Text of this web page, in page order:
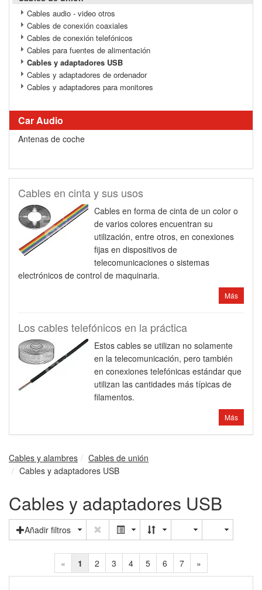
Cables audio - video otros
Cables de conexión coaxiales
Cables de conexión telefónicos
Cables para fuentes de alimentación
Cables y adaptadores USB
Cables y adaptadores de ordenador
Cables y adaptadores para monitores
Car Audio
Antenas de coche
Cables en cinta y sus usos
Cables en forma de cinta de un color o
de varios colores encuentran su
utilización, entre otros, en conexiones
fijas en dispositivos de
telecomunicaciones o sistemas
electrónicos de control de maquinaria.
Más
Los cables telefónicos en la práctica
Estos cables se utilizan no solamente
en la telecomunicación, pero también
en conexiones telefónicas estándar que
utilizan las cantidades más típicas de
filamentos.
Más
Cables y alambres
Cables de unión
Cables y adaptadores USB
Cables y adaptadores USB
Añadir filtros
« 1 2 3 4 5 6 7 »